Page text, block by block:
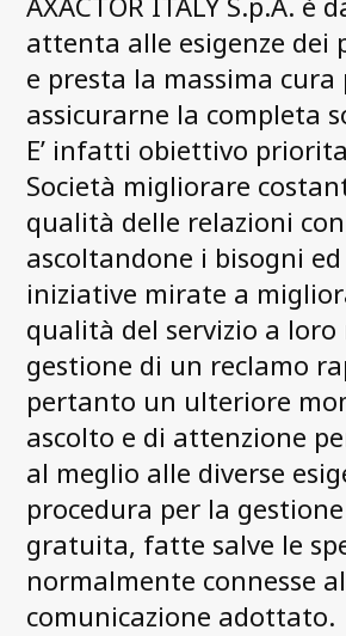
News e Media
Accessibility Statement
Axactor Career
Articoli
Record di alta
nostri clienti
Axactor è un Great Place
La campagna 3 parole
guarda tutti gli articoli
Conformità
Tutela della privacy
Dati personali
Le nostre certificazioni di
Disclaimer per sito
attenta alle esigenze dei
e presta la massima cura
assicurarne la completa
E’ infatti obiettivo
Società migliorare
qualità delle relazioni
ascoltandone i bisogni
iniziative mirate a
qualità del servizio a loro
gestione di un reclamo
pertanto un ulteriore
ascolto e di attenzione
al meglio alle diverse
procedura per la
gratuita, fatte salve le
normalmente connesse
comunicazione adottato.